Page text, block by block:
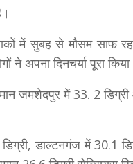
में सुबह से मौसम साफ
ने अपना दिनचर्या पूरा
जमशेदपुर में 33. 2
डाल्टनगंज में 30.1